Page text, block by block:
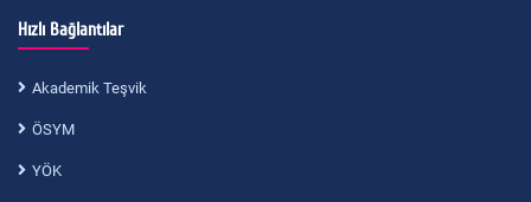
Hızlı Bağlantılar
Akademik Teşvik
ÖSYM
YÖK